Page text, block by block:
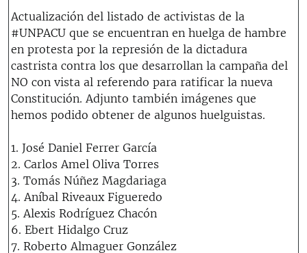
Actualización del listado de activistas de la
#UNPACU que se encuentran en huelga de hambre
en protesta por la represión de la dictadura
castrista contra los que desarrollan la campaña del
NO con vista al referendo para ratificar la nueva
Constitución. Adjunto también imágenes que
hemos podido obtener de algunos huelguistas.
1. José Daniel Ferrer García
2. Carlos Amel Oliva Torres
3. Tomás Núñez Magdariaga
4. Aníbal Riveaux Figueredo
5. Alexis Rodríguez Chacón
6. Ebert Hidalgo Cruz
7. Roberto Almaguer González